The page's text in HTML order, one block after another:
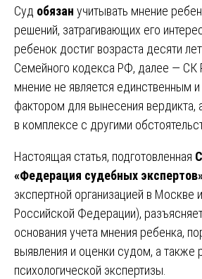
Суд обязан учитывать мнение
решений, затрагивающих его
ребенок достиг возраста десяти
Семейного кодекса РФ, далее — СК
мнение не является единственным
фактором для вынесения вердикта,
в комплексе с другими
Настоящая статья, подготовленная
«Федерация судебных
экспертной организацией в Москве
Российской Федерации),
основания учета мнения ребенка,
выявления и оценки судом, а также
психологической экспертизы.